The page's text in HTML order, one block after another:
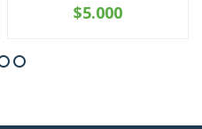
$5.000